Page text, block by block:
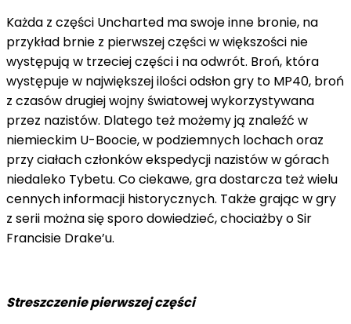
Każda z części Uncharted ma swoje inne bronie, na
przykład brnie z pierwszej części w większości nie
występują w trzeciej części i na odwrót. Broń, która
występuje w największej ilości odsłon gry to MP40, broń
z czasów drugiej wojny światowej wykorzystywana
przez nazistów. Dlatego też możemy ją znaleźć w
niemieckim U-Boocie, w podziemnych lochach oraz
przy ciałach członków ekspedycji nazistów w górach
niedaleko Tybetu. Co ciekawe, gra dostarcza też wielu
cennych informacji historycznych. Także grając w gry
z serii można się sporo dowiedzieć, chociażby o Sir
Francisie Drake’u.
Streszczenie pierwszej części